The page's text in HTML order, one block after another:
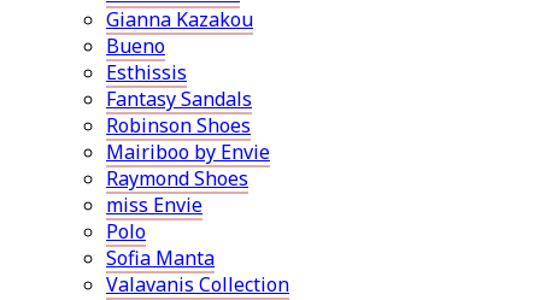
Gianna Kazakou
Bueno
Esthissis
Fantasy Sandals
Robinson Shoes
Mairiboo by Envie
Raymond Shoes
miss Envie
Polo
Sofia Manta
Valavanis Collection